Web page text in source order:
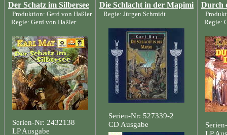
Der Schatz im Silbersee
Produktion: Gerd von Haßler
Regie: Gerd von Haßler
Serien-Nr: 2432138
LP Ausgabe
Die Schlacht in der Mapimi
Regie: Jürgen Schmidt
Serien-Nr: 527339-2
CD Ausgabe
Durch
Regie: